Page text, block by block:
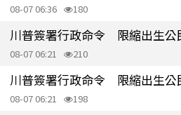
08-07 06:36 180
川普簽署行政命令 限縮出生公
08-07 06:21 210
川普簽署行政命令 限縮出生公
08-07 06:21 198